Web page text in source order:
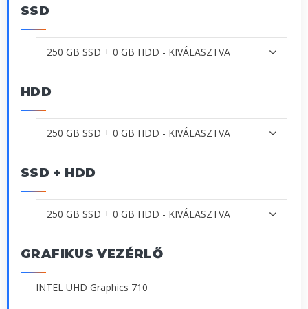
SSD
HDD
SSD + HDD
GRAFIKUS VEZÉRLŐ
INTEL UHD Graphics 710